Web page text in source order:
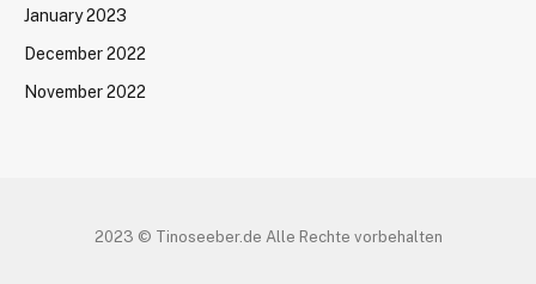
January 2023
December 2022
November 2022
2023 © Tinoseeber.de Alle Rechte vorbehalten